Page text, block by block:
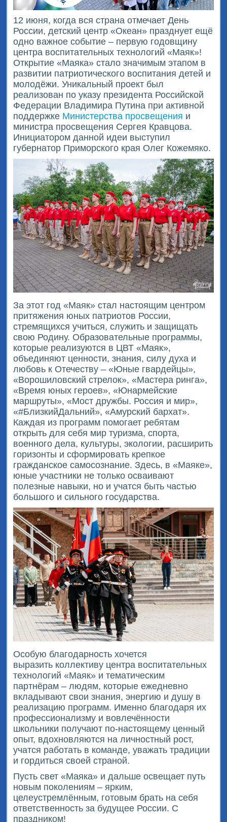
12 июня, когда вся страна отмечает День
России, детский центр «Океан» празднует ещё
одно важное событие – первую годовщину
центра воспитательных технологий «Маяк»!
Открытие «Маяка» стало значимым этапом в
развитии патриотического воспитания детей и
молодёжи. Уникальный проект был
реализован по указу президента Российской
Федерации Владимира Путина при активной
поддержке Министерства просвещения и
министра просвещения Сергея Кравцова.
Инициатором данной идеи выступил
губернатор Приморского края Олег Кожемяко.
За этот год «Маяк» стал настоящим центром
притяжения юных патриотов России,
стремящихся учиться, служить и защищать
свою Родину. Образовательные программы,
которые реализуются в ЦВТ «Маяк»,
объединяют ценности, знания, силу духа и
любовь к Отечеству – «Юные гвардейцы»,
«Ворошиловский стрелок», «Мастера ринга»,
«Время юных героев», «Юнармейские
маршруты», «Мост дружбы. Россия и мир»,
«#БлизкийДальний», «Амурский бархат».
Каждая из программ помогает ребятам
открыть для себя мир туризма, спорта,
военного дела, культуры, экологии, расширить
горизонты и сформировать крепкое
гражданское самосознание. Здесь, в «Маяке»,
юные участники не только осваивают
полезные навыки, но и учатся быть частью
большого и сильного государства.
Особую благодарность хочется
выразить коллективу центра воспитательных
технологий «Маяк» и тематическим
партнёрам – людям, которые ежедневно
вкладывают свои знания, энергию и душу в
реализацию программ. Именно благодаря их
профессионализму и вовлечённости
школьники получают по-настоящему ценный
опыт, вдохновляются на личностный рост,
учатся работать в команде, уважать традиции
и гордиться своей страной.
Пусть свет «Маяка» и дальше освещает путь
новым поколениям – ярким,
целеустремлённым, готовым брать на себя
ответственность за будущее России. С
праздником!